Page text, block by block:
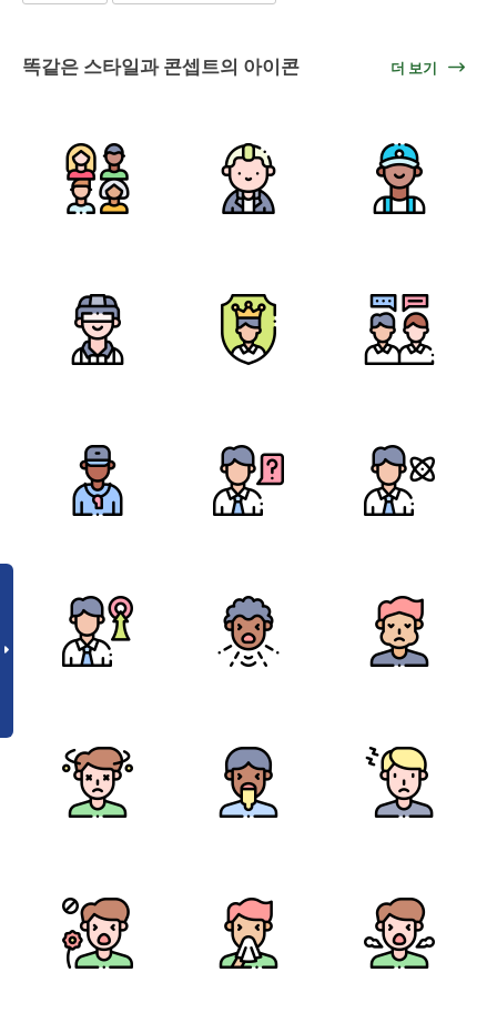
똑같은 스타일과 콘셉트의 아이콘 더 보기